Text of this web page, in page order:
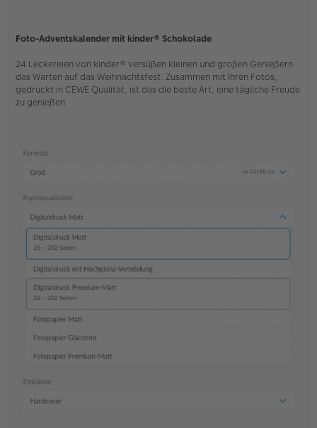
Foto-Adventskalender mit kinder® Schokolade
24 Leckereien von kinder® versüßen kleinen und großen Genießern
das Warten auf das Weihnachtsfest. Zusammen mit Ihren Fotos,
gedruckt in CEWE Qualität, ist das die beste Art, eine tägliche Freude
zu genießen